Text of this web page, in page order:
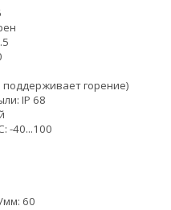
поддерживает горение)
IP 68
-40...100
мм: 60